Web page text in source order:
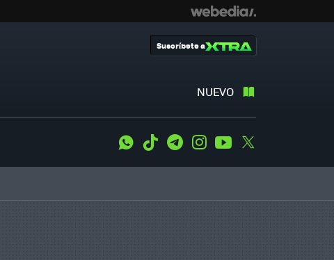
NUEVO
Suscríbete a
WhatsApp
Tiktok TelegramInstagramYoutube